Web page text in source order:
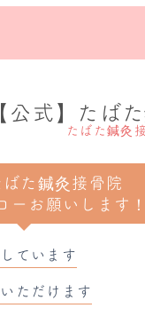
【公式】たば
たばた鍼灸
ばた鍼灸接骨院
ーお願いします！
ています
ただけます